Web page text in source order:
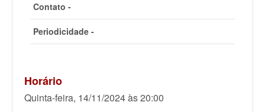
Contato -
Periodicidade -
Horário
Quinta-feira, 14/11/2024 às 20:00